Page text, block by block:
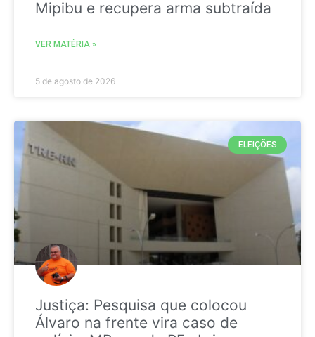
Mipibu e recupera arma subtraída
VER MATÉRIA »
5 de agosto de 2026
ELEIÇÕES
Justiça: Pesquisa que colocou
Álvaro na frente vira caso de